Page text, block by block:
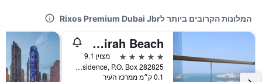
המלונות הקרובים ביותר לRixos Premium Dubai Jbr
Mövenpick Hotel Jumeirah Beach
5 כוכבים
מצוין 9.1
Jumeirah Beach Residence, P.O. Box 282825, דובאי, איחוד האמירויות הערביות
0.1 ק״מ ממרכז העיר